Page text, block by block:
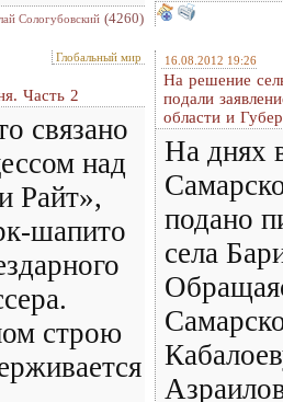
Сологубовский (4260)
Глобальный мир
Часть 2
связано
над
Райт»,
шапито
строю
16.08.2012 19:26
На решение
подали
области и
На днях
подано
села